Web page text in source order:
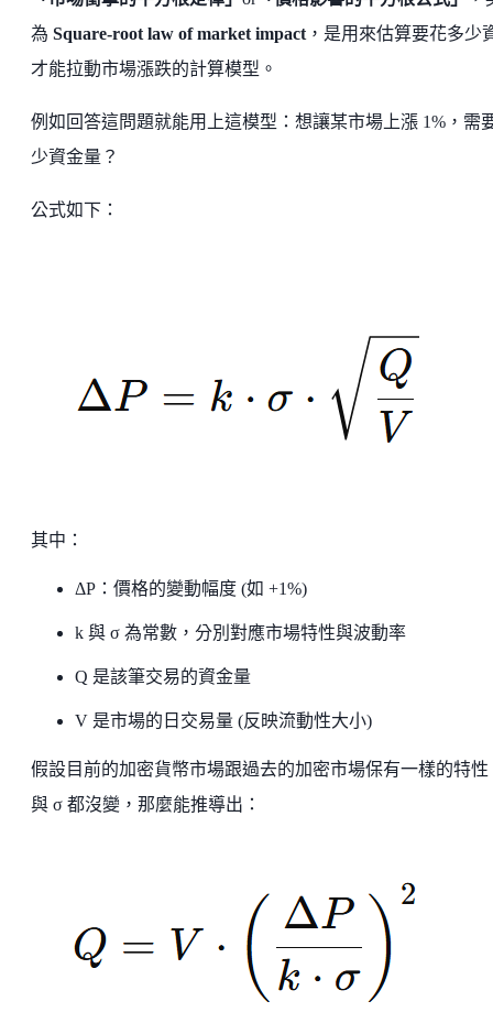
為 Square-root law of market impact ，是用來估算要花多少
才能拉動市場漲跌的計算模型。
例如回答這問題就能用上這模型：想讓某市場上漲 1%，需
少資金量？
公式如下：
其中：
ΔP：價格的變動幅度 (如 +1%)
k 與 σ 為常數，分別對應市場特性與波動率
Q 是該筆交易的資金量
V 是市場的日交易量 (反映流動性大小)
假設目前的加密貨幣市場跟過去的加密市場保有一樣的特性
與 σ 都沒變，那麼能推導出：